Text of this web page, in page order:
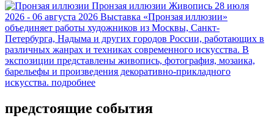
Пронзая иллюзии Живопись 28 июля
2026 - 06 августа 2026 Выставка «Пронзая иллюзии»
объединяет работы художников из Москвы, Санкт-
Петербурга, Надыма и других городов России, работающих в
различных жанрах и техниках современного искусства. В
экспозиции представлены живопись, фотография, мозаика,
барельефы и произведения декоративно-прикладного
искусства. подробнее
предстоящие события